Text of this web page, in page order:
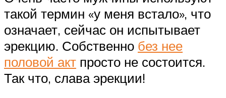
такой термин «у меня встало», что
означает, сейчас он испытывает
эрекцию. Собственно без нее
половой акт просто не состоится.
Так что, слава эрекции!